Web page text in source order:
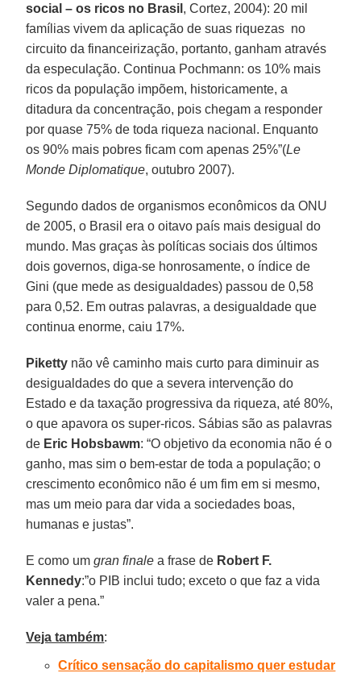
social – os ricos no Brasil , Cortez, 2004): 20 mil
famílias vivem da aplicação de suas riquezas no
circuito da financeirização, portanto, ganham através
da especulação. Continua Pochmann: os 10% mais
ricos da população impõem, historicamente, a
ditadura da concentração, pois chegam a responder
por quase 75% de toda riqueza nacional. Enquanto
os 90% mais pobres ficam com apenas 25%”(Le
Monde Diplomatique, outubro 2007).
Segundo dados de organismos econômicos da ONU
de 2005, o Brasil era o oitavo país mais desigual do
mundo. Mas graças às políticas sociais dos últimos
dois governos, diga-se honrosamente, o índice de
Gini (que mede as desigualdades) passou de 0,58
para 0,52. Em outras palavras, a desigualdade que
continua enorme, caiu 17%.
Piketty não vê caminho mais curto para diminuir as
desigualdades do que a severa intervenção do
Estado e da taxação progressiva da riqueza, até 80%,
o que apavora os super-ricos. Sábias são as palavras
de Eric Hobsbawm: “O objetivo da economia não é o
ganho, mas sim o bem-estar de toda a população; o
crescimento econômico não é um fim em si mesmo,
mas um meio para dar vida a sociedades boas,
humanas e justas”.
E como umgran finale a frase de Robert F.
Kennedy:”o PIB inclui tudo; exceto o que faz a vida
valer a pena.”
Veja também:
Crítico sensação do capitalismo quer estudar